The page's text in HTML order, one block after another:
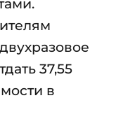
37,55
в